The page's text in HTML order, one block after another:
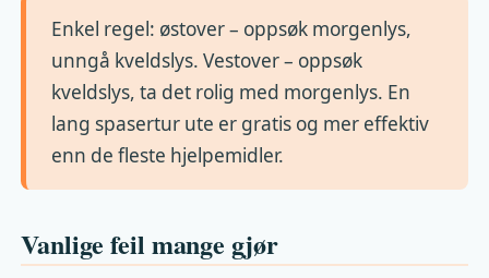
Enkel regel: østover – oppsøk morgenlys,
unngå kveldslys. Vestover – oppsøk
kveldslys, ta det rolig med morgenlys. En
lang spasertur ute er gratis og mer effektiv
enn de fleste hjelpemidler.
Vanlige feil mange gjør